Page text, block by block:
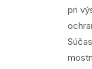
pri